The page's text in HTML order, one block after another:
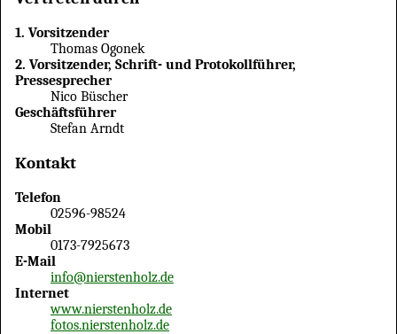
1. Vorsitzender
Thomas Ogonek
2. Vorsitzender, Schrift- und Protokollführer,
Pressesprecher
Nico Büscher
Geschäftsführer
Stefan Arndt
Kontakt
Telefon
02596-98524
Mobil
0173-7925673
E-Mail
info@nierstenholz.de
Internet
www.nierstenholz.de
fotos.nierstenholz.de